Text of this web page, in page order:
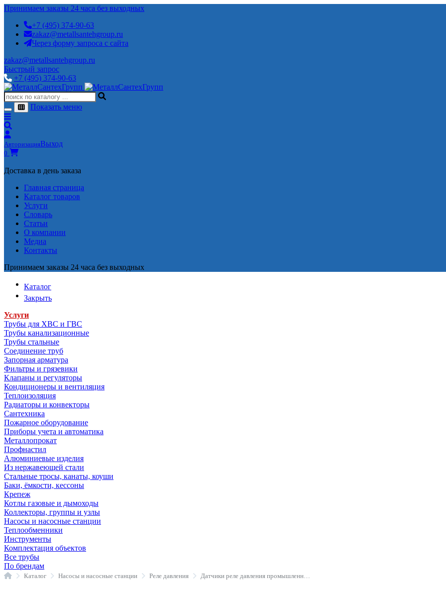
Принимаем заказы 24 часа без выходных
+7 (495) 374-90-63
zakaz@metallsantehgroup.ru
Через форму запроса с сайта
zakaz@metallsantehgroup.ru
Быстрый запрос
+7 (495) 374-90-63
Показать меню
АвторизацияВыход
0
Доставка в день заказа
Главная страница
Каталог товаров
Услуги
Словарь
Статьи
О компании
Медиа
Контакты
Принимаем заказы 24 часа без выходных
Каталог
Закрыть
Услуги
Трубы для ХВС и ГВС
Трубы канализационные
Трубы стальные
Соединение труб
Запорная арматура
Фильтры и грязевики
Клапаны и регуляторы
Кондиционеры и вентиляция
Теплоизоляция
Радиаторы и конвекторы
Сантехника
Пожарное оборудование
Приборы учета и автоматика
Металлопрокат
Профнастил
Алюминиевые изделия
Из нержавеющей стали
Стальные тросы, канаты, коуши
Баки, ёмкости, кессоны
Крепеж
Котлы газовые и дымоходы
Коллекторы, группы и узлы
Насосы и насосные станции
Теплообменники
Инструменты
Комплектация объектов
Все трубы
По брендам
ГлавнаяКаталог Насосы и насосные станции Реле давления